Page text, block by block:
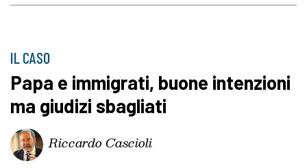
IL CASO
Papa e immigrati, buone intenzioni
ma giudizi sbagliati
Riccardo Cascioli